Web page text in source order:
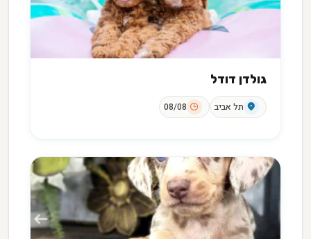
גולדן דודל
תל אביב 08/08